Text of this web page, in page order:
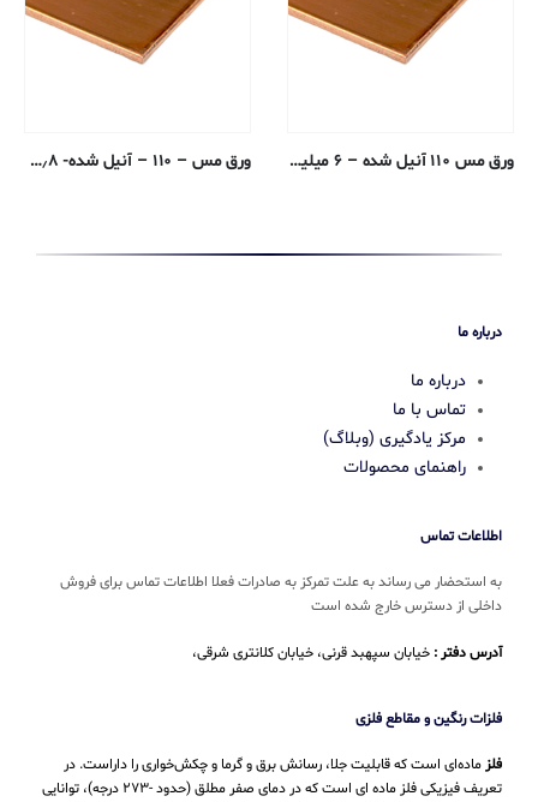
ورق مس ۱۱۰ آنیل شده – ۶ میلیمتر ورق مس – ۱۱۰ – آنیل شده- ۰٫۸ میلیمتر
درباره ما
درباره ما
تماس با ما
مرکز یادگیری (وبلاگ)
راهنمای محصولات
اطلاعات تماس
به استحضار می رساند به علت تمرکز به صادرات فعلا اطلاعات تماس برای فروش
داخلی از دسترس خارج شده است
آدرس دفتر : خیابان سپهبد قرنی، خیابان کلانتری شرقی،
فلزات رنگین و مقاطع فلزی
فلزماده‌ای است که قابلیت جلا، رسانش برق و گرما و چکش‌خواری را داراست. در
تعریف فیزیکی فلز ماده ای است که در دمای صفر مطلق (حدود -۲۷۳ درجه)، توانایی